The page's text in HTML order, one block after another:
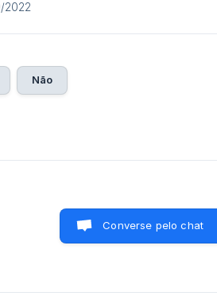
2022
Não
Converse pelo chat